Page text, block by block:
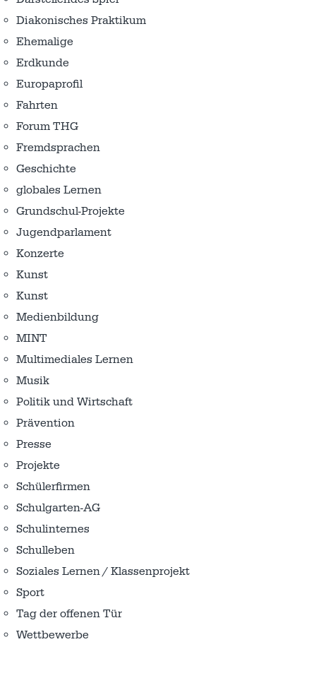
Diakonisches Praktikum
Ehemalige
Erdkunde
Europaprofil
Fahrten
Forum THG
Fremdsprachen
Geschichte
globales Lernen
Grundschul-Projekte
Jugendparlament
Konzerte
Kunst
Kunst
Medienbildung
MINT
Multimediales Lernen
Musik
Politik und Wirtschaft
Prävention
Presse
Projekte
Schülerfirmen
Schulgarten-AG
Schulinternes
Schulleben
Soziales Lernen / Klassenprojekt
Sport
Tag der offenen Tür
Wettbewerbe